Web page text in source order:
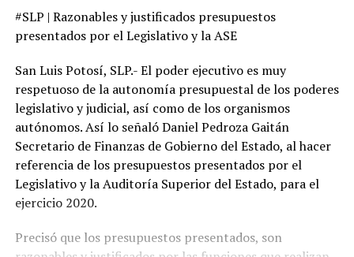
#SLP | Razonables y justificados presupuestos
presentados por el Legislativo y la ASE
San Luis Potosí, SLP.- El poder ejecutivo es muy
respetuoso de la autonomía presupuestal de los poderes
legislativo y judicial, así como de los organismos
autónomos. Así lo señaló Daniel Pedroza Gaitán
Secretario de Finanzas de Gobierno del Estado, al hacer
referencia de los presupuestos presentados por el
Legislativo y la Auditoría Superior del Estado, para el
ejercicio 2020.
Precisó que los presupuestos presentados, son